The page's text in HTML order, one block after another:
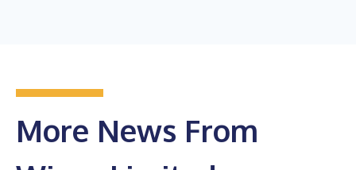
More News From